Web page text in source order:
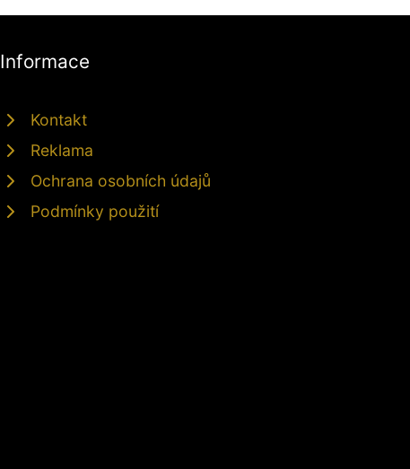
Informace
Kontakt
Reklama
Ochrana osobních údajů
Podmínky použití